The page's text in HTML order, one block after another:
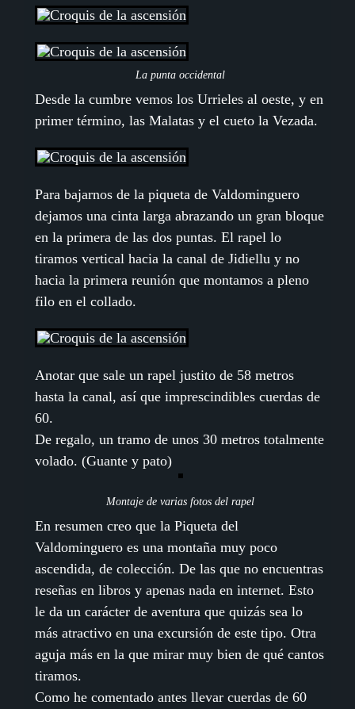
La punta occidental
Desde la cumbre vemos los Urrieles al oeste, y en
primer término, las Malatas y el cueto la Vezada.
Para bajarnos de la piqueta de Valdominguero
dejamos una cinta larga abrazando un gran bloque
en la primera de las dos puntas. El rapel lo
tiramos vertical hacia la canal de Jidiellu y no
hacia la primera reunión que montamos a pleno
filo en el collado.
Anotar que sale un rapel justito de 58 metros
hasta la canal, así que imprescindibles cuerdas de
60.
De regalo, un tramo de unos 30 metros totalmente
volado. (Guante y pato)
Montaje de varias fotos del rapel
En resumen creo que la Piqueta del
Valdominguero es una montaña muy poco
ascendida, de colección. De las que no encuentras
reseñas en libros y apenas nada en internet. Esto
le da un carácter de aventura que quizás sea lo
más atractivo en una excursión de este tipo. Otra
aguja más en la que mirar muy bien de qué cantos
tiramos.
Como he comentado antes llevar cuerdas de 60